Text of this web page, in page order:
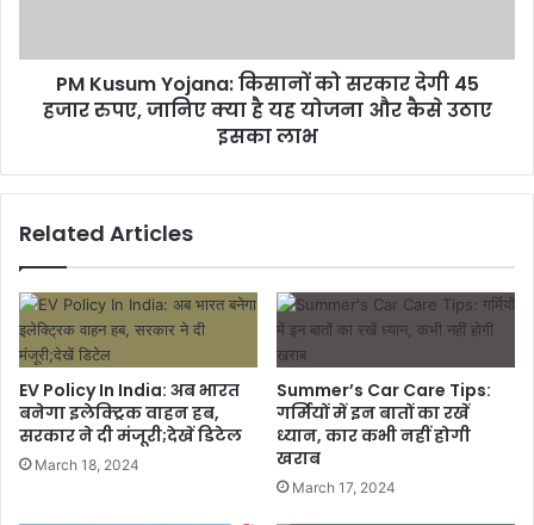
PM Kusum Yojana: किसानों को सरकार देगी 45
हजार रुपए, जानिए क्या है यह योजना और कैसे उठाए
इसका लाभ
Related Articles
EV Policy In India: अब भारत
बनेगा इलेक्ट्रिक वाहन हब,
सरकार ने दी मंजूरी;देखें डिटेल
March 18, 2024
Summer’s Car Care Tips:
गर्मियों में इन बातों का रखें
ध्यान, कार कभी नहीं होगी
खराब
March 17, 2024